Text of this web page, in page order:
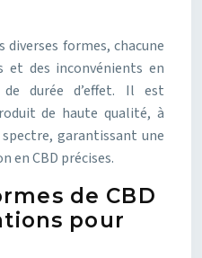
diverses formes, chacune
et des inconvénients en
durée d’effet. Il est
de haute qualité, à
garantissant une
en CBD précises.
de CBD
pour